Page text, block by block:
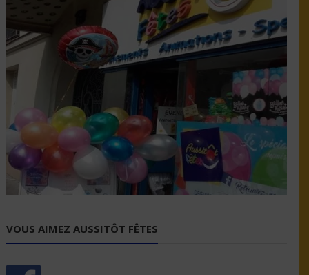
VOUS AIMEZ AUSSITÔT FÊTES